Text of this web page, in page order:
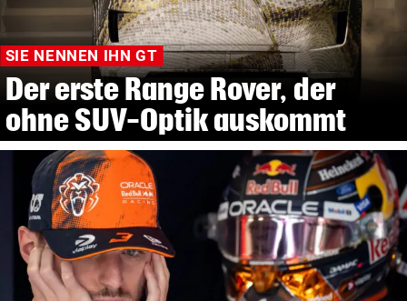
SIE NENNEN IHN GT
Der erste Range Rover, der
ohne SUV-Optik auskommt